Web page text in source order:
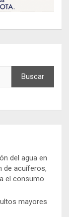
Buscar
del agua en
de acuíferos,
el consumo
mayores